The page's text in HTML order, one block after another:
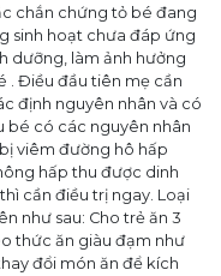
chắn chứng tỏ bé đang
sinh hoạt chưa đáp ứng
dưỡng, làm ảnh hưởng
. Điều đầu tiên mẹ cần
định nguyên nhân và có
bé có các nguyên nhân
viêm đường hô hấp
hấp thu được dinh
cần điều trị ngay. Loại
như sau: Cho trẻ ăn 3
thức ăn giàu đạm như
đổi món ăn để kích